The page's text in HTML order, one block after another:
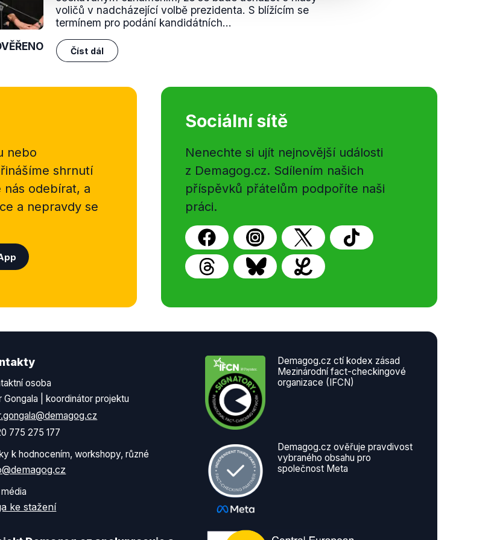
voličů v nadcházející volbě prezidenta. S blížícím se
termínem pro podání kandidátních...
Číst dál
nebo
shrnutí
nás odebírat, a
a nepravdy se
Sociální sítě
Nenechte si ujít nejnovější události
z Demagog.cz. Sdílením našich
příspěvků přátelům podpoříte naši
práci.
osoba
Gongala | koordinátor projektu
775 275 177
k hodnocením, workshopy, různé
ke stažení
Demagog.cz ctí kodex zásad
Mezinárodní fact-checkingové
organizace (IFCN)
Demagog.cz ověřuje pravdivost
vybraného obsahu pro
společnost Meta